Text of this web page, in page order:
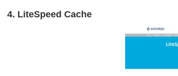
4. LiteSpeed Cache